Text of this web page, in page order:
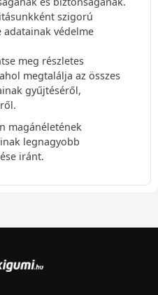
szigorú
adatainak védelme
meg részletes
megtalálja az összes
gyűjtéséről,
magánéletének
legnagyobb
iránt.